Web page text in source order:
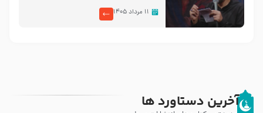
۱۱ مرداد ۱۴۰۵
آخرین دستاورد ها